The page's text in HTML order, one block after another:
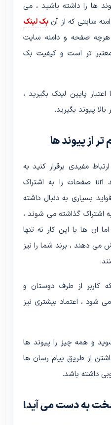
ها را داشته باشید ، می
سایتی که از آن بک لینک
هرچه صفحه و دامنه سایت
تر است و کیفیت بک
از 10 سایت با اعتبار پایین لینک بگیرید ،
از پیوند ها
مفیدی برقرار کنید به
طوری که از ان ها بخواهید url صفحات را به اشتراک
بسیاری به دنبال داشته
اشتراک گذاشته می شوند ،
ان ها با این کار نه تنها
می دهند ، برند شما را نیز
کاربر از طرف دوستان و
شود ، اعتماد بیشتری نیز
و همه چیز را پیوند ها
از طریق پیام رسان ها
داشته باشد.
به دست می آید!